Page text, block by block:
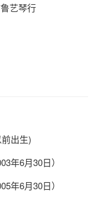
艺琴行
出生)
年6月30日）
年6月30日）